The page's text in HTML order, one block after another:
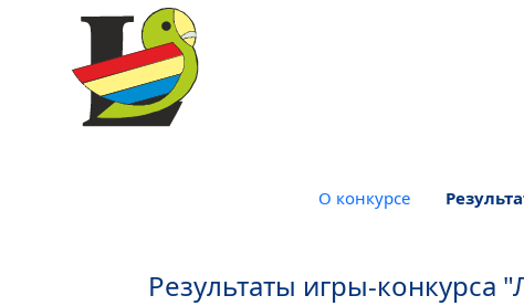
О конкурсе
Результаты игры-конкурса